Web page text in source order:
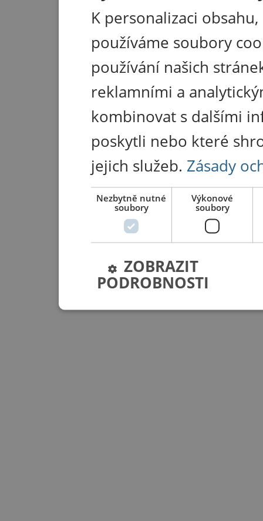
K personalizaci
používáme soubory
používání našich
reklamními a
kombinovat s dalšími
poskytli nebo které
jejich služeb. Zásady
Nezbytně nutné
soubory
Výkonové
soubory
ZOBRAZIT
PODROBNOSTI